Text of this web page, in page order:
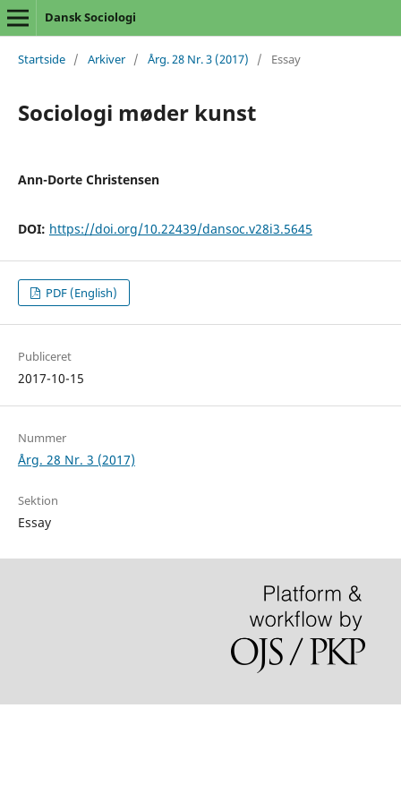
Dansk Sociologi
Startside / Arkiver / Årg. 28 Nr. 3 (2017) / Essay
Sociologi møder kunst
Ann-Dorte Christensen
DOI: https://doi.org/10.22439/dansoc.v28i3.5645
PDF (English)
Publiceret
2017-10-15
Nummer
Årg. 28 Nr. 3 (2017)
Sektion
Essay